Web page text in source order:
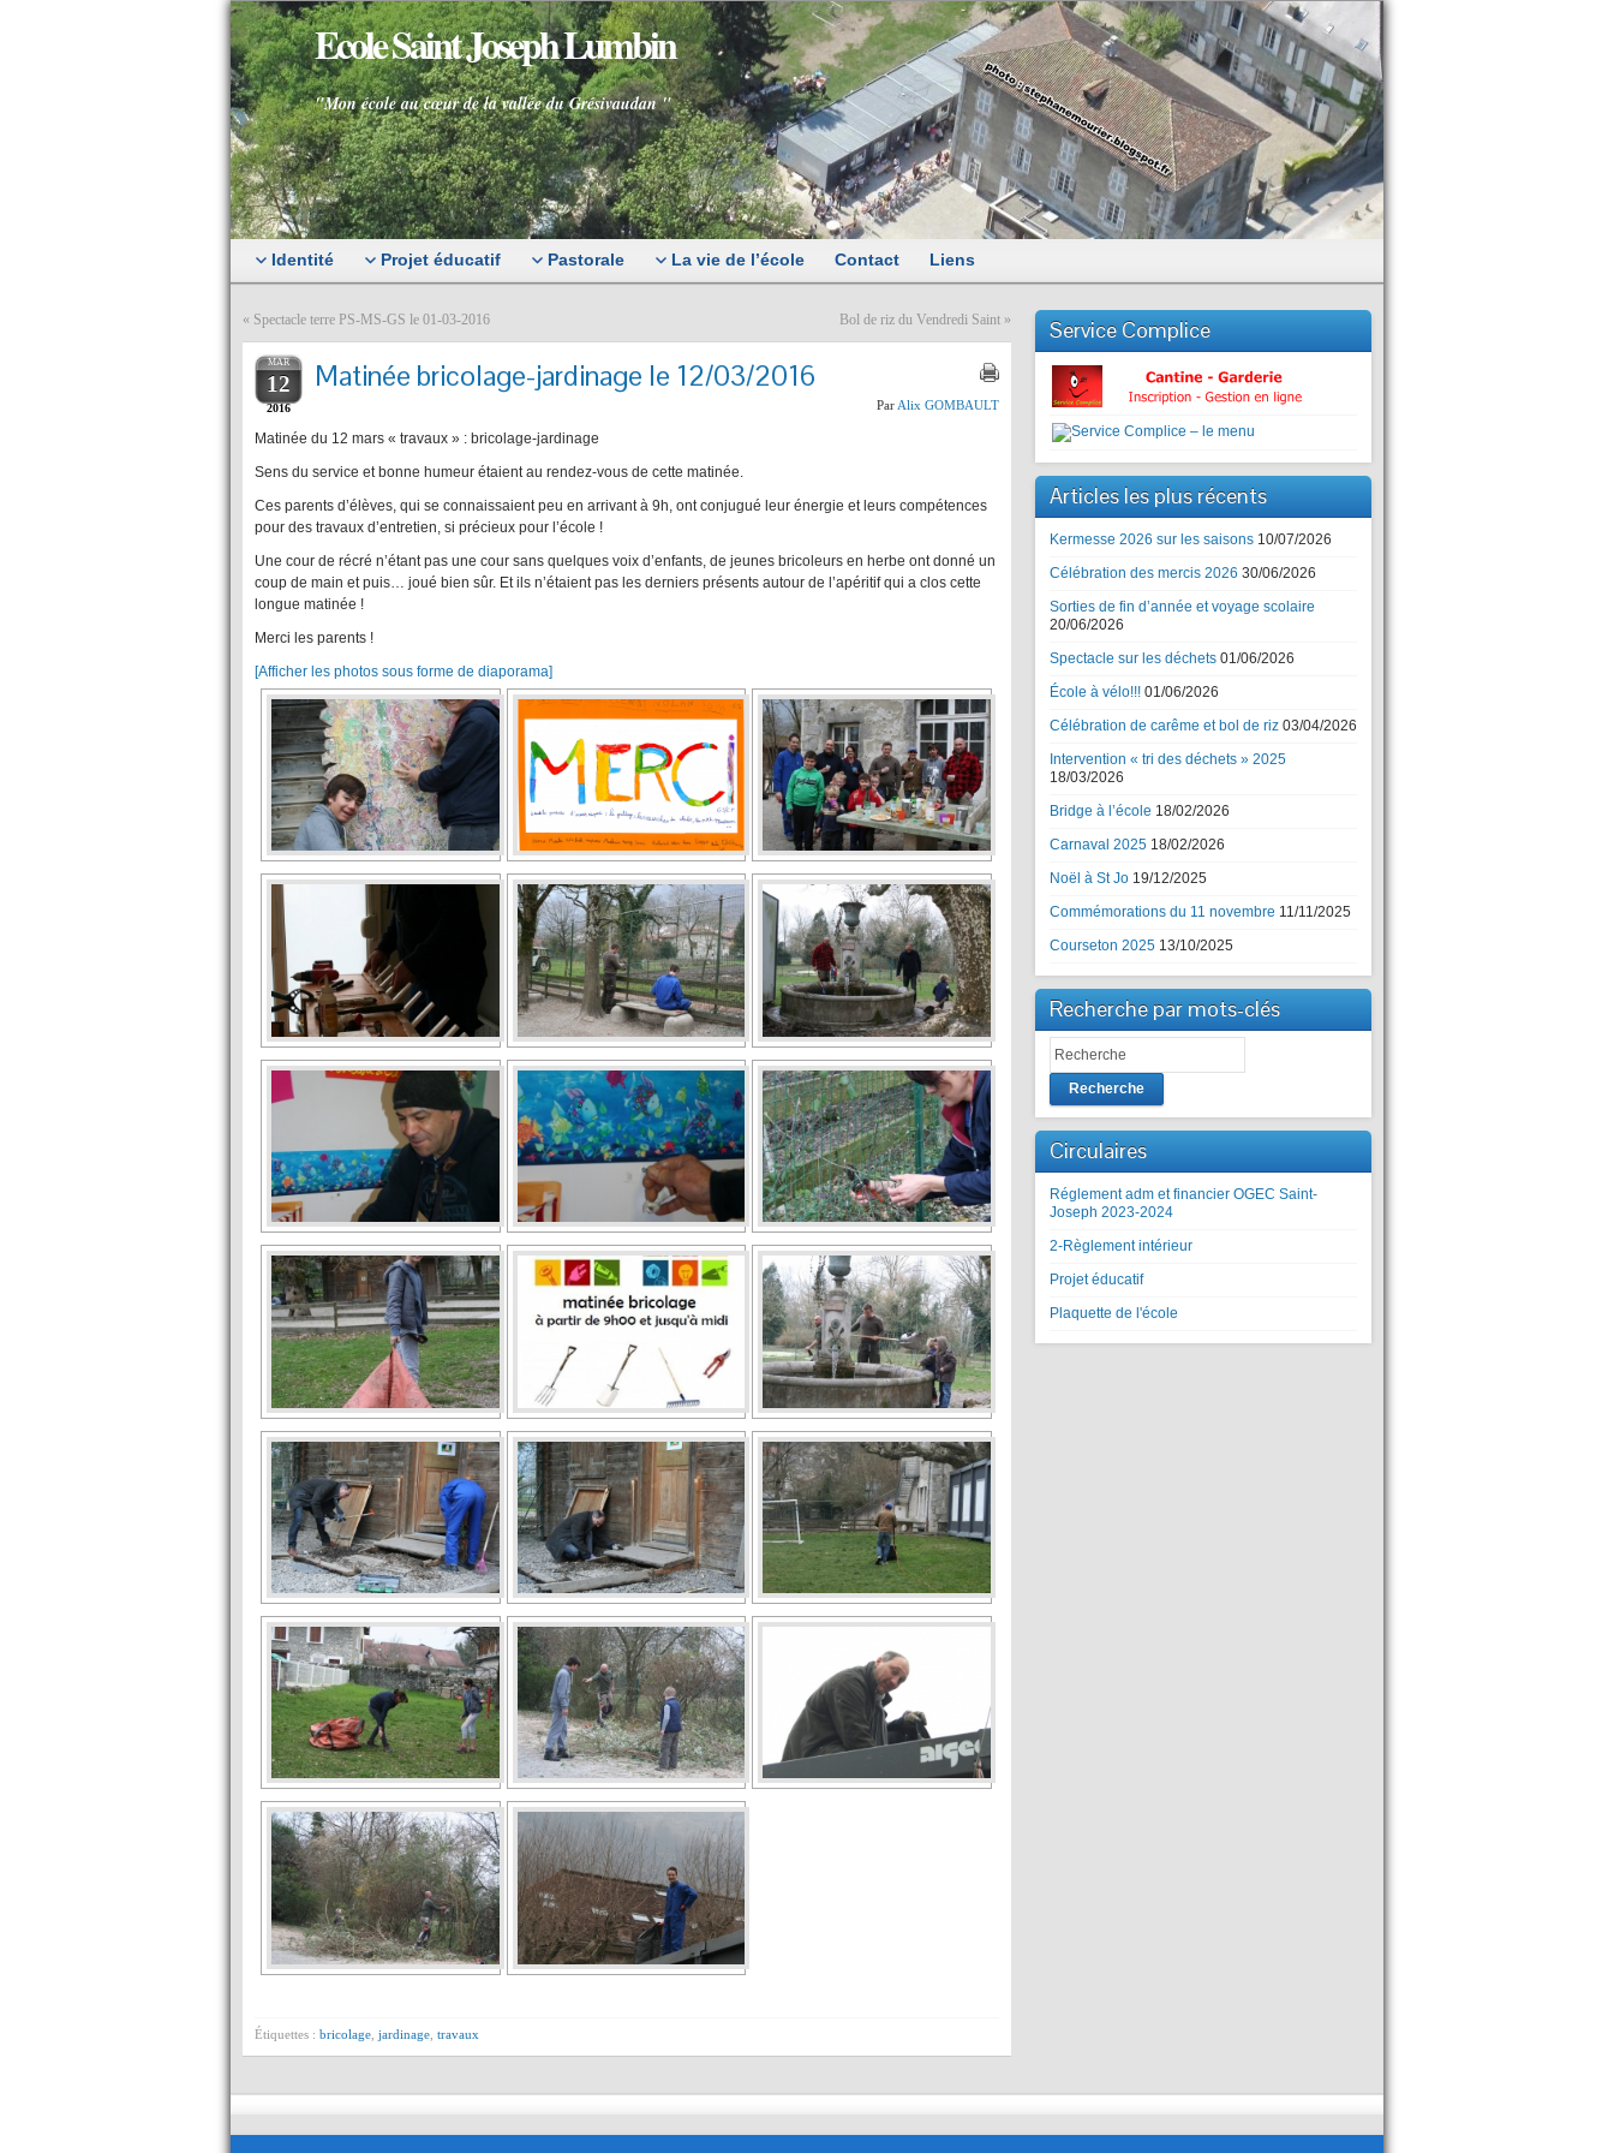
Ecole Saint Joseph Lumbin
"Mon école au cœur de la vallée du Grésivaudan "
Identité Projet éducatif Pastorale La vie de l’école Contact Liens
« Spectacle terre PS-MS-GS le 01-03-2016 Bol de riz du Vendredi Saint »
MAR
12
2016
Matinée bricolage-jardinage le 12/03/2016
Par Alix GOMBAULT
Matinée du 12 mars « travaux » : bricolage-jardinage
Sens du service et bonne humeur étaient au rendez-vous de cette matinée.
Ces parents d’élèves, qui se connaissaient peu en arrivant à 9h, ont conjugué leur énergie et leurs compétences
pour des travaux d’entretien, si précieux pour l’école !
Une cour de récré n’étant pas une cour sans quelques voix d’enfants, de jeunes bricoleurs en herbe ont donné un
coup de main et puis… joué bien sûr. Et ils n’étaient pas les derniers présents autour de l’apéritif qui a clos cette
longue matinée !
Merci les parents !
[Afficher les photos sous forme de diaporama]
Étiquettes : bricolage jardinage travaux
Service Complice
Articles les plus récents
Kermesse 2026 sur les saisons 10/07/2026
Célébration des mercis 2026 30/06/2026
Sorties de fin d’année et voyage scolaire
20/06/2026
Spectacle sur les déchets 01/06/2026
École à vélo!!! 01/06/2026
Célébration de carême et bol de riz 03/04/2026
Intervention « tri des déchets » 2025
18/03/2026
Bridge à l’école 18/02/2026
Carnaval 2025 18/02/2026
Noël à St Jo 19/12/2025
Commémorations du 11 novembre 11/11/2025
Courseton 2025 13/10/2025
Recherche par mots-clés
Recherche
Circulaires
Réglement adm et financier OGEC Saint-
Joseph 2023-2024
2-Règlement intérieur
Projet éducatif
Plaquette de l'école